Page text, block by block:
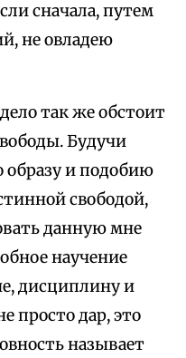
сначала, путем
не овладею
так же обстоит
Будучи
образу и подобию
свободой,
данную мне
научение
дисциплину и
просто дар, это
называет